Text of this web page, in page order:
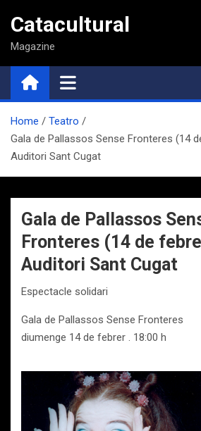
contenido
Catacultural
Magazine
Home
Teatro
Gala de Pallassos Sense Fronteres (14
Auditori Sant Cugat
Gala de Pallassos
Fronteres (14 de
Auditori Sant Cugat
Espectacle solidari
Gala de Pallassos Sense Fronteres
diumenge 14 de febrer . 18:00 h